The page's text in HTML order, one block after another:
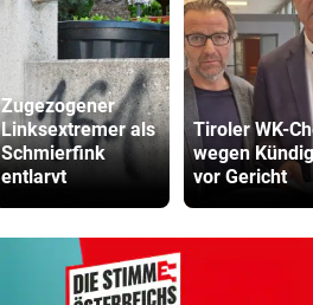
Zugezogener
Linksextremer als
Schmierfink
entlarvt
Tiroler WK-
wegen
vor Gericht